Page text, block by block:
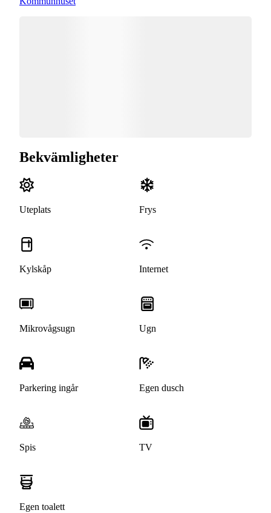
Bekvämligheter
Uteplats Frys
Kylskåp Internet
Mikrovågsugn Ugn
Parkering ingår Egen dusch
Spis TV
Egen toalett